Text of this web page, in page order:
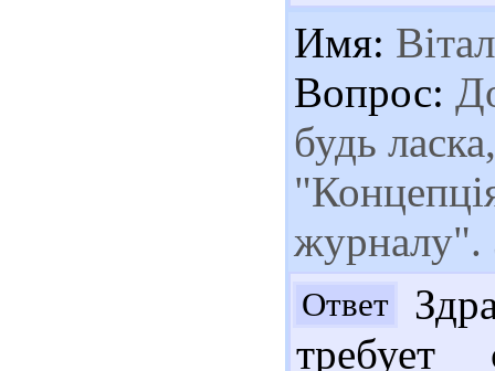
Имя:
Вопрос:
будь
журналу".
Ответ
требует